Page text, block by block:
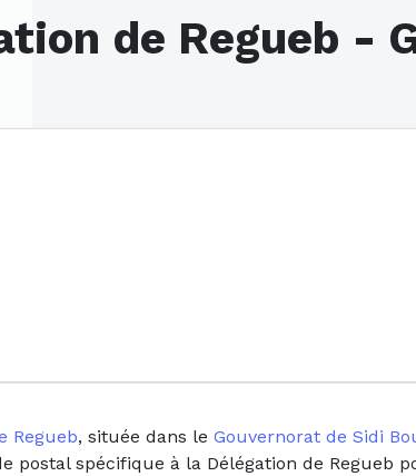
de Regueb -
Regueb, située dans le Gouvernorat de Sidi
spécifique à la Délégation de Regueb